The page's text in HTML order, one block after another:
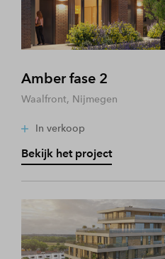
Amber fase 2
Waalfront, Nijmegen
In verkoop
Bekijk het project